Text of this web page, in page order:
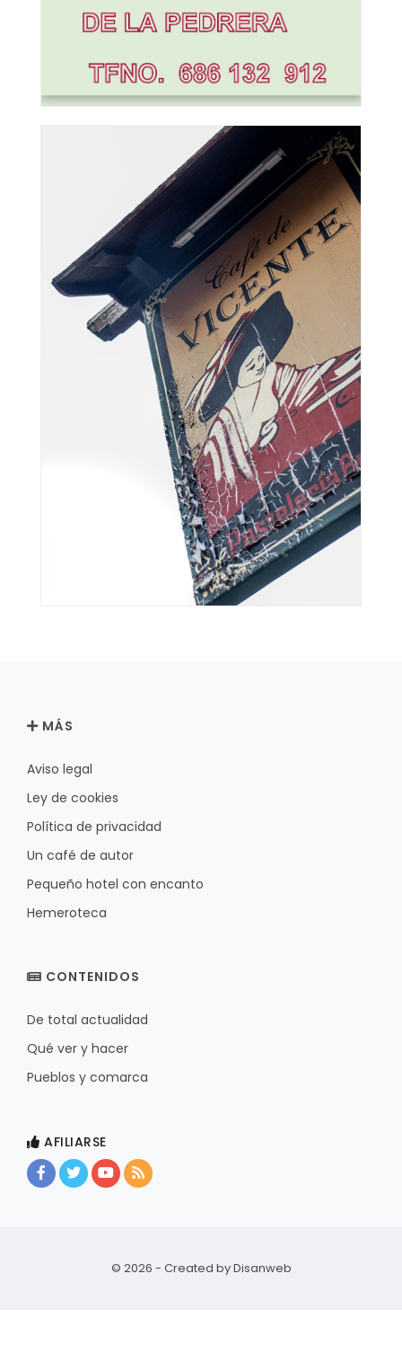
MÁS
Aviso legal
Ley de cookies
Política de privacidad
Un café de autor
Pequeño hotel con encanto
Hemeroteca
CONTENIDOS
De total actualidad
Qué ver y hacer
Pueblos y comarca
AFILIARSE
© 2026 - Created byDisanweb